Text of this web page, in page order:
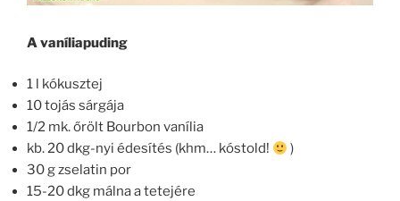
A vaníliapuding
1 l kókusztej
10 tojás sárgája
1/2 mk. őrölt Bourbon vanília
kb. 20 dkg-nyi édesítés (khm… kóstold!
)
30 g zselatin por
15-20 dkg málna a tetejére